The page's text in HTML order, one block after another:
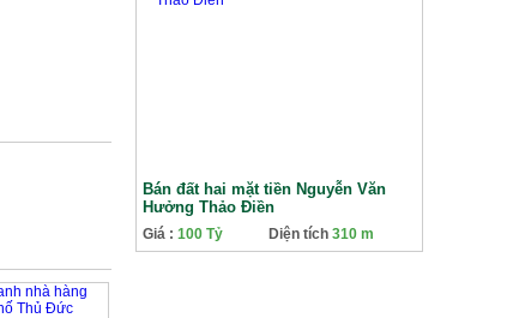
Bán đất hai mặt tiền Nguyễn Văn
Hưởng Thảo Điền
Giá : 100 Tỷ Diện tích 310 m